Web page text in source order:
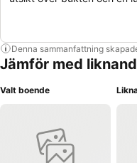
Denna sammanfattning
Jämför med
Valt boende